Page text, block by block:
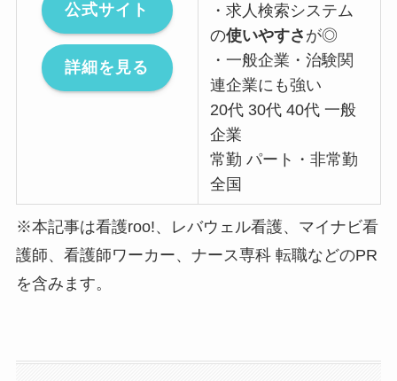
公式サイト
詳細を見る
・求人検索システム
の使いやすさ が◎
・一般企業・治験関
連企業にも強い
20代 30代 40代 一般
企業
常勤 パート・非常勤
全国
※本記事は看護roo!、レバウェル看護、マイナビ看
護師、看護師ワーカー、ナース専科 転職などのPR
を含みます。